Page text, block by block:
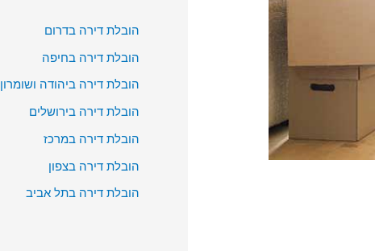
הובלת דירה בדרום
הובלת דירה בחיפה
הובלת דירה ביהודה ושומרון
הובלת דירה בירושלים
הובלת דירה במרכז
הובלת דירה בצפון
הובלת דירה בתל אביב